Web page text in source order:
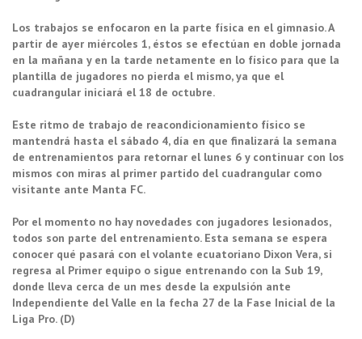
Los trabajos se enfocaron en la parte física en el gimnasio. A
partir de ayer miércoles 1, éstos se efectúan en doble jornada
en la mañana y en la tarde netamente en lo físico para que la
plantilla de jugadores no pierda el mismo, ya que el
cuadrangular iniciará el 18 de octubre.
Este ritmo de trabajo de reacondicionamiento físico se
mantendrá hasta el sábado 4, día en que finalizará la semana
de entrenamientos para retornar el lunes 6 y continuar con los
mismos con miras al primer partido del cuadrangular como
visitante ante Manta FC.
Por el momento no hay novedades con jugadores lesionados,
todos son parte del entrenamiento. Esta semana se espera
conocer qué pasará con el volante ecuatoriano Dixon Vera, si
regresa al Primer equipo o sigue entrenando con la Sub 19,
donde lleva cerca de un mes desde la expulsión ante
Independiente del Valle en la fecha 27 de la Fase Inicial de la
Liga Pro. (D)